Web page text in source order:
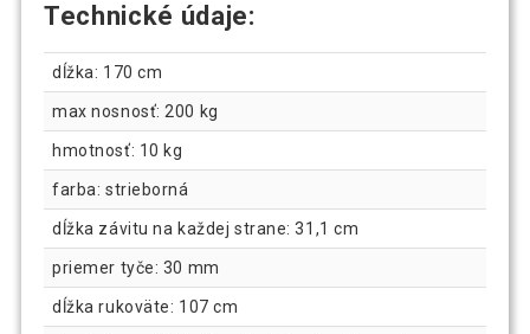
Technické údaje:
dĺžka: 170 cm
max nosnosť: 200 kg
hmotnosť: 10 kg
farba: strieborná
dĺžka závitu na každej strane: 31,1 cm
priemer tyče: 30 mm
dĺžka rukoväte: 107 cm